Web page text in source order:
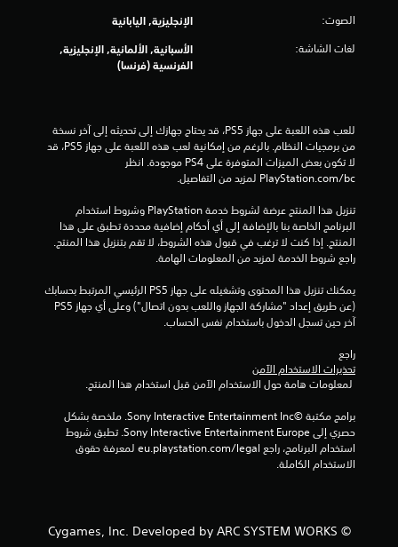
ن
ت
ي
ا
الصوت: الإنجليزية, اليابانية
لغات الشاشة:
الأسبانية, الألمانية, الإنجليزية,
الفرنسية (فرنسا)
‎PlayStation.com/bc لمزيد من التفاصيل.
راجع شروط الخدمة لمزيد من المعلومات الهامة.
آخر حين تسجل الدخول باستخدام نفس الحساب.
راجع
تحذيرات الاستخدام الآمن
الاستخدام الكاملة.
© Cygames, Inc. Developed by ARC SYSTEM WORKS